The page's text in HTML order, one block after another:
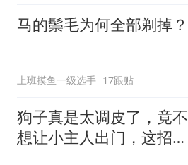
马的鬃毛为何全部剃掉？
上班摸鱼一级选手 17跟贴
狗子真是太调皮了，竟不
想让小主人出门，这招真